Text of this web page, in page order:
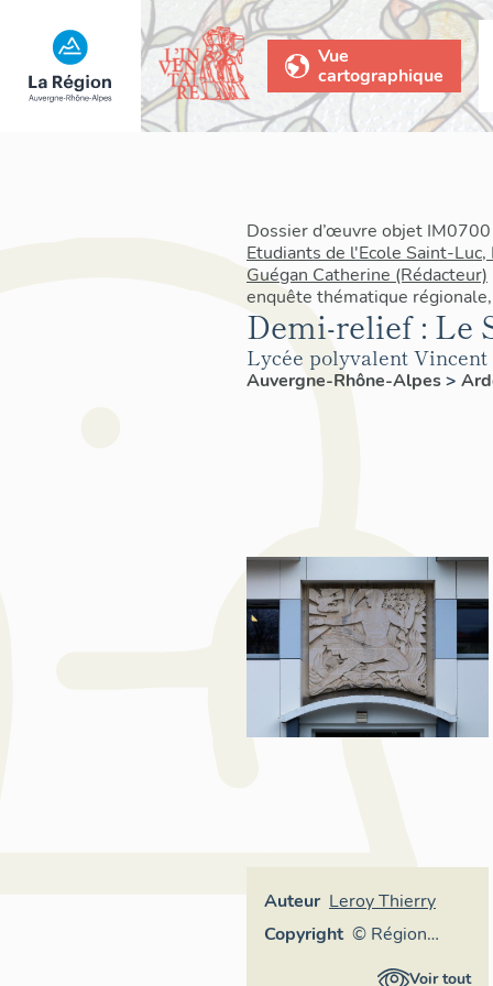
Vue
cartographique
Dossier d’œuvre objet
Etudiants de l'Ecole Saint-
Guégan Catherine (Rédacteur)
enquête thématique
Demi-relief : Le
Lycée polyvalent
Auvergne-Rhône-Alpes>
Auteur Leroy Thierry
Copyright © Région
Auvergne-Voir tout